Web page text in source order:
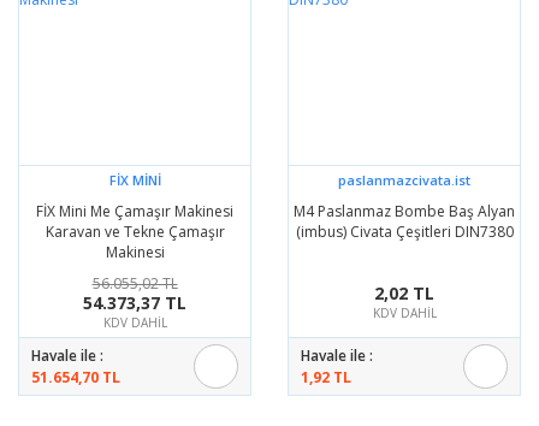
FİX MİNİ
FİX Mini Me Çamaşır Makinesi
Karavan ve Tekne Çamaşır
Makinesi
56.055,02 TL
54.373,37 TL
KDV DAHİL
Havale ile :
51.654,70 TL
paslanmazcivata.ist
M4 Paslanmaz Bombe Baş Alyan
(imbus) Civata Çeşitleri DIN7380
2,02 TL
KDV DAHİL
Havale ile :
1,92 TL